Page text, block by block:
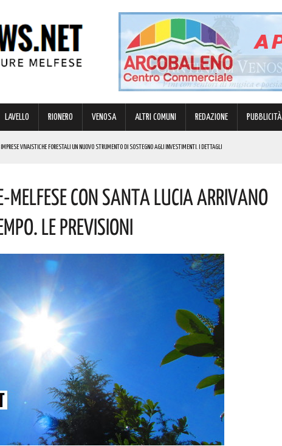
LAVELLO RIONERO VENOSA ALTRI COMUNI REDAZIONE PUBBLICITÀ
IMPRESE VIVAISTICHE FORESTALI UN NUOVO STRUMENTO DI SOSTEGNO AGLI INVESTIMENTI. I DETTAGLI
ECCO L’IMPATTO SULLE BOLLETTE E I COSTI ATTESI
IL RICCO PROGRAMMA DI EVENTI PER GRANDI E PICCINI
Con Santa Lucia Arrivano
Le Previsioni